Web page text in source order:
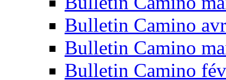
Bulletin Camino
Bulletin Camino
Bulletin Camino